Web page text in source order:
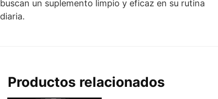
buscan un suplemento limpio y eficaz en su rutina
diaria.
Productos relacionados